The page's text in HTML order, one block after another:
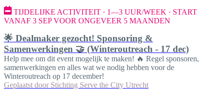
TIJDELIJKE ACTIVITEIT · 1—3 UUR/WEEK · START
VANAF 3 SEP VOOR ONGEVEER 5 MAANDEN
🌟 Dealmaker gezocht! Sponsoring &
Samenwerkingen 🤝 (Winteroutreach - 17 dec)
Help mee om dit event mogelijk te maken! 🔥 Regel sponsoren,
samenwerkingen en alles wat we nodig hebben voor de
Winteroutreach op 17 december!
Geplaatst door Stichting Serve the City Utrecht